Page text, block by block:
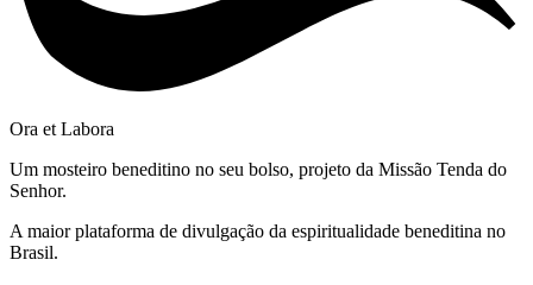
Ora et Labora
Um mosteiro beneditino no seu bolso, projeto da Missão Tenda do
Senhor.
A maior plataforma de divulgação da espiritualidade beneditina no
Brasil.